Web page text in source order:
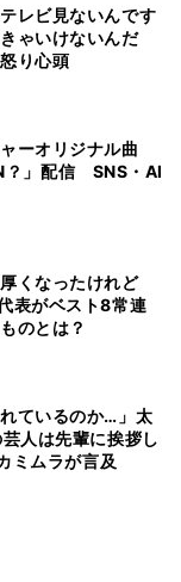
レビ見ないんです
ゃいけないんだ
り心頭
ーオリジナル曲
？」配信 SNS・AI
くなったけれど
表がベスト8常連
のとは？
ているのか…」太
人は先輩に挨拶し
ミムラが言及